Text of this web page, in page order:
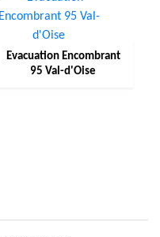
Evacuation Encombrant
95 Val-d'Oise